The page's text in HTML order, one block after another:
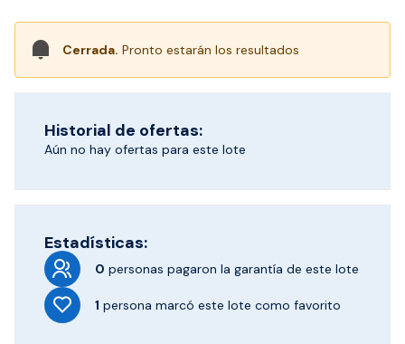
Cerrada. Pronto estarán los resultados
Historial de ofertas:
Aún no hay ofertas para este lote
Estadísticas:
0 personas pagaron la garantía de este lote
1 persona marcó este lote como favorito